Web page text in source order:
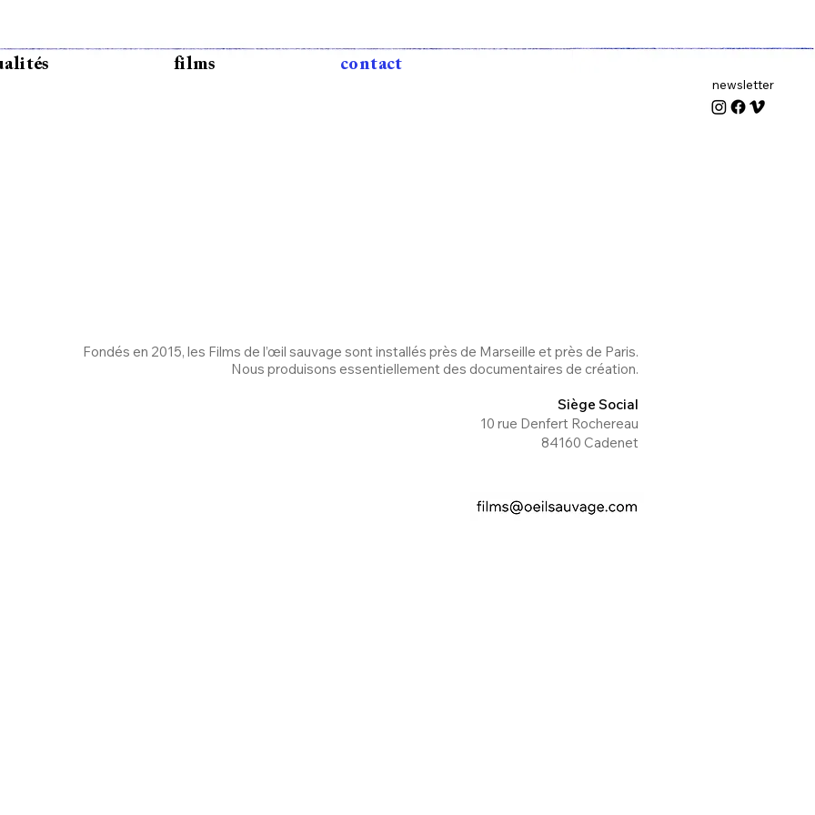
films contact
newsletter
Fondés en 2015, les Films de l’œil sauvage sont installés près de Marseille et près de Paris.
Nous produisons essentiellement des documentaires de création.
Siège Social
10 rue Denfert Rochereau
84160 Cadenet